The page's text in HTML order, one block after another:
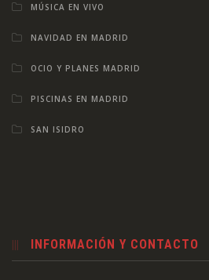
MÚSICA EN VIVO
NAVIDAD EN MADRID
OCIO Y PLANES MADRID
PISCINAS EN MADRID
SAN ISIDRO
INFORMACIÓN Y CONTACTO